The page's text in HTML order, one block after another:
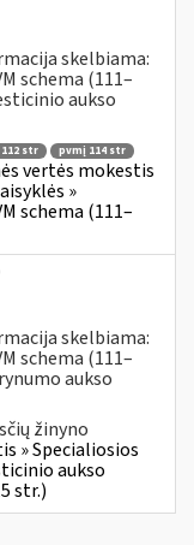
skelbiama:
schema (111–
aukso
str pvmį 114 str
vertės mokestis
»
schema (111–
skelbiama:
schema (111–
aukso
žinyno
» Specialiosios
aukso
str.)